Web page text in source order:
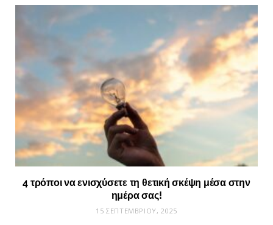
4 τρόποι να ενισχύσετε τη θετική σκέψη μέσα στην
ημέρα σας!
15 ΣΕΠΤΕΜΒΡΊΟΥ, 2025